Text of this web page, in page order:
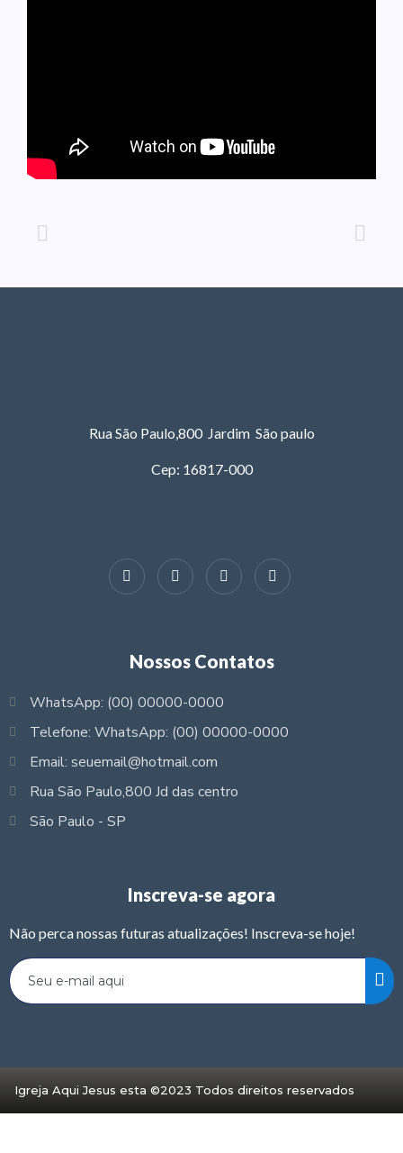
Rua São Paulo,800 Jardim São paulo
Cep: 16817-000
Nossos Contatos
WhatsApp: (00) 00000-0000
Telefone: WhatsApp: (00) 00000-0000
Email: seuemail@hotmail.com
Rua São Paulo,800 Jd das centro
São Paulo - SP
Inscreva-se agora
Não perca nossas futuras atualizações! Inscreva-se hoje!
Igreja Aqui Jesus esta ©2023 Todos direitos reservados